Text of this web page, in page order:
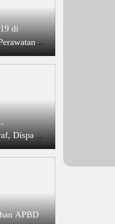
Hijau (Kualitas Tinggi)
PD Pasar Wacanakan Lapak
di
di
Dispar
TCEI
APBD